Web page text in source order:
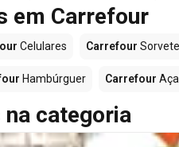
em Carrefour
Celulares Carrefour Sorvete
Hambúrguer Carrefour
categoria